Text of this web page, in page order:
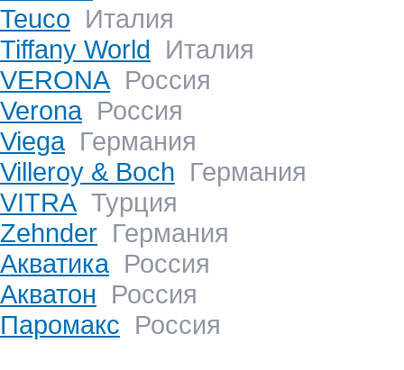
Teuco Италия
Tiffany World Италия
VERONA Россия
VeronaРоссия
ViegaГермания
Villeroy & Boch Германия
VITRA Турция
Zehnder Германия
АкватикаРоссия
Акватон Россия
Паромакс Россия